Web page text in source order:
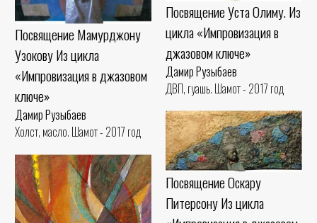
Посвящение Уста Олиму. Из
цикла «Импровизация в
джазовом ключе»
Дамир Рузыбаев
ДВП, гуашь. Шамот - 2017 год
Посвящение Мамурджону
Узокову Из цикла
«Импровизация в джазовом
ключе»
Дамир Рузыбаев
Холст, масло. Шамот - 2017 год
Посвящение Оскару
Питерсону Из цикла